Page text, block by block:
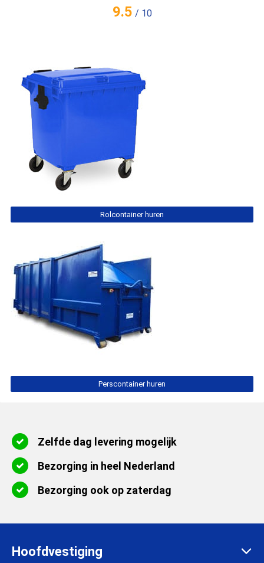
9.5 / 10
Rolcontainer huren
Perscontainer huren
Zelfde dag levering mogelijk
Bezorging in heel Nederland
Bezorging ook op zaterdag
Hoofdvestiging